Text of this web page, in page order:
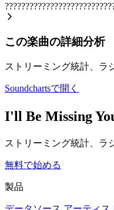
この楽曲の詳細分析
ストリーミング統計、ラ
Soundchartsで開く
I'll Be Missing
ストリーミング統計、ラ
無料で始める
製品